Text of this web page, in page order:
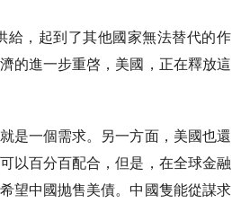
，起到了其他國家無法替代的作
的進一步重啓，美國，正在釋放這
是一個需求。另一方面，美國也還
以百分百配合，但是，在全球金融
望中國抛售美債。中國隻能從謀求